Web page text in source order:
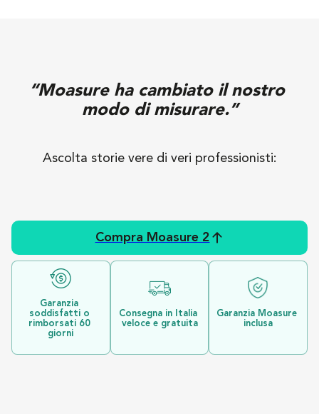
“Moasure ha cambiato il nostro
modo di misurare.”
Ascolta storie vere di veri professionisti:
Compra Moasure 2
Garanzia
soddisfatti o
rimborsati 60
giorni
Consegna in Italia
veloce e gratuita
Garanzia Moasure
inclusa